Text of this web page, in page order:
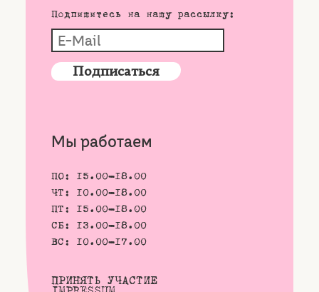
Подпишитесь на нашу рассылку:
Мы работаем
ПО: 15.00-18.00
ЧТ: 10.00-18.00
ПТ: 15.00-18.00
СБ: 13.00-18.00
ВС: 10.00-17.00
ПРИНЯТЬ УЧАСТИЕ